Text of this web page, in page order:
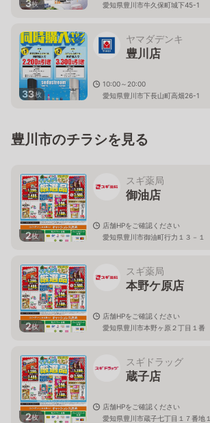
3枚 愛知県豊川市牛久保町城下45-1
33枚
ヤマダデンキ
豊川店
10:00～20:00
愛知県豊川市下長山町高畑26-1
豊川市のチラシを見る
2枚
スギ薬局
御油店
店舗HPをご確認ください
愛知県豊川市御油町行力１３－１
2枚
スギ薬局
本野ケ原店
店舗HPをご確認ください
愛知県豊川市本野ヶ原２丁目１番
2枚
スギドラッグ
蔵子店
店舗HPをご確認ください
愛知県豊川市蔵子七丁目１７番地１